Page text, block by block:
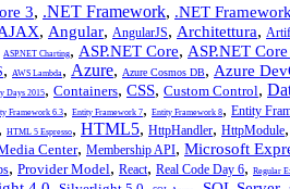
3, .NET Framework, .NET
, Angular, AngularJS, Architettura,
ASP.NET Charting, ASP.NET Core, ASP.NET
, AWS Lambda , Azure, Azure Cosmos DB, Azure
Days 2015, Containers, CSS, Custom Control,
Framework 6.3, Entity Framework 7, Entity Framework 8, Entity
, HTML 5 Espresso, HTML5, HttpHandler, HttpModule
Center, Membership API, Microsoft
, Provider Model, React, Real Code Day 6, Regular